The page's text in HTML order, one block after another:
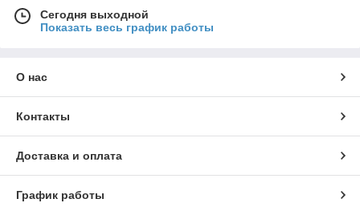
Сегодня выходной
Показать весь график работы
О нас
Контакты
Доставка и оплата
График работы